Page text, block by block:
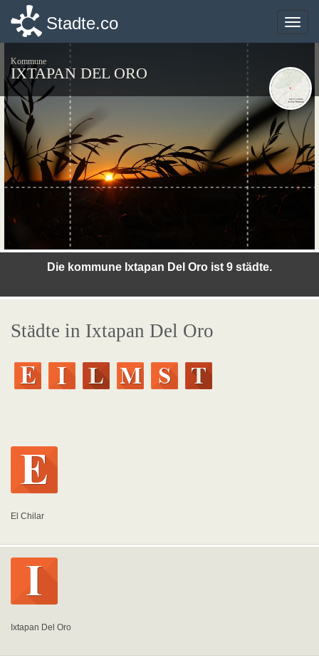
Toggle
Stadte.co
Kommune
IXTAPAN DEL ORO
Die kommune Ixtapan Del Oro ist 9 städte.
Städte in Ixtapan Del Oro
El Chilar
Ixtapan Del Oro
Toggle
Stadte.co